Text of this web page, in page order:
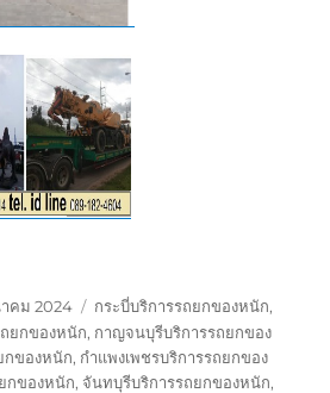
คม 2024
ป้าย
กำกับ
กระบี่บริการรถยกของหนัก,
ยกของหนัก, กาญจนบุรีบริการรถยกของ
กของหนัก, กำแพงเพชรบริการรถยกของ
กของหนัก, จันทบุรีบริการรถยกของหนัก,